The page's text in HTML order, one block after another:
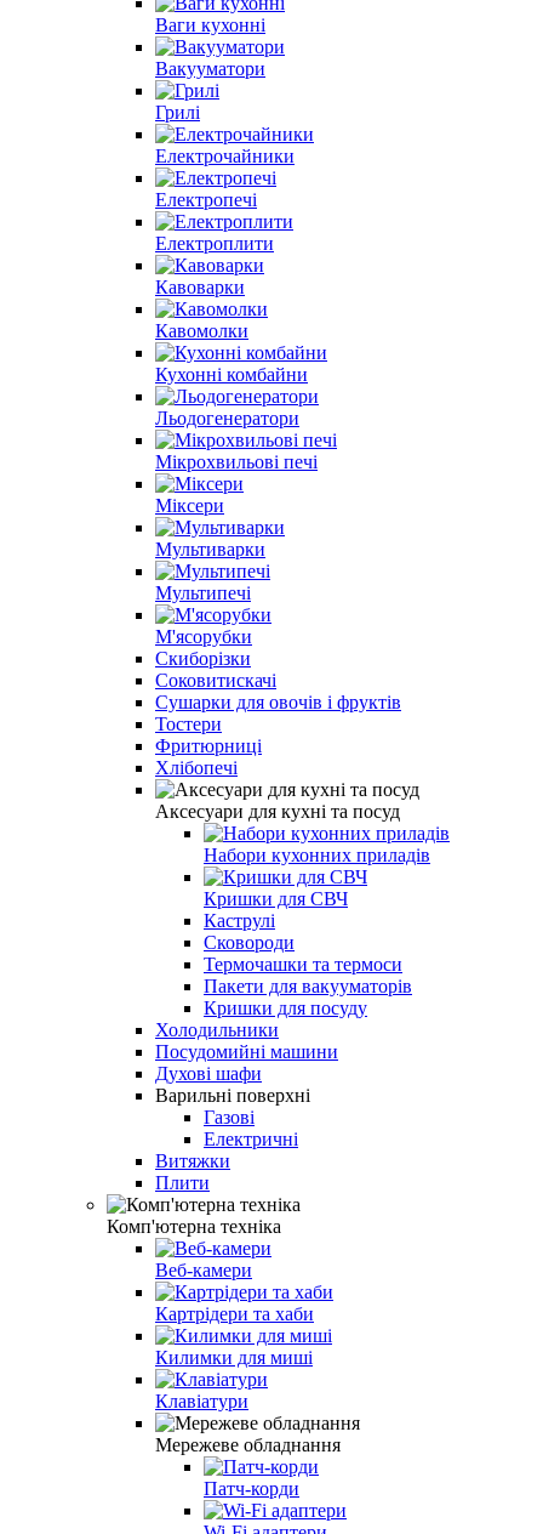
Ваги кухонні
Вакууматори
Грилі
Електрочайники
Електропечі
Електроплити
Кавоварки
Кавомолки
Кухонні комбайни
Льодогенератори
Мікрохвильові печі
Міксери
Мультиварки
Мультипечі
М'ясорубки
Скиборізки
Соковитискачі
Сушарки для овочів і фруктів
Тостери
Фритюрниці
Хлібопечі
Аксесуари для кухні та посуд
Набори кухонних приладів
Кришки для СВЧ
Каструлі
Сковороди
Термочашки та термоси
Пакети для вакууматорів
Кришки для посуду
Холодильники
Посудомийні машини
Духові шафи
Варильні поверхні
Газові
Електричні
Витяжки
Плити
Комп'ютерна техніка
Веб-камери
Картрідери та хаби
Килимки для миші
Клавіатури
Мережеве обладнання
Патч-корди